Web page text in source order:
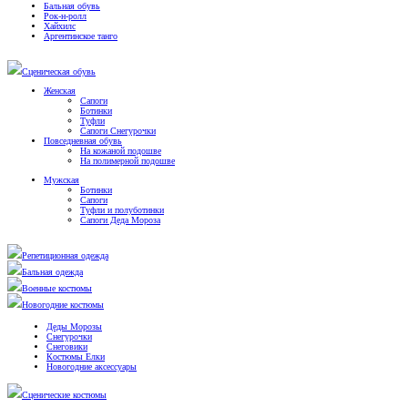
Бальная обувь
Рок-н-ролл
Хайхилс
Аргентинское танго
Сценическая обувь
Женская
Сапоги
Ботинки
Туфли
Сапоги Снегурочки
Повседневная обувь
На кожаной подошве
На полимерной подошве
Мужская
Ботинки
Сапоги
Туфли и полуботинки
Сапоги Деда Мороза
Репетиционная одежда
Бальная одежда
Военные костюмы
Новогодние костюмы
Деды Морозы
Снегурочки
Снеговики
Костюмы Елки
Новогодние аксессуары
Сценические костюмы